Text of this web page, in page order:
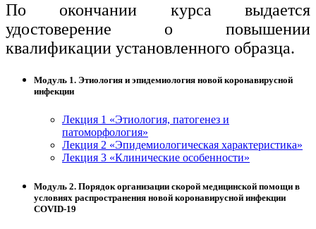
По окончании курса выдается
удостоверение о повышении
квалификации установленного образца.
Модуль 1. Этиология и эпидемиология новой коронавирусной
инфекции
Лекция 1 «Этиология, патогенез и
патоморфология»
Лекция 2 «Эпидемиологическая характеристика»
Лекция 3 «Клинические особенности»
Модуль 2. Порядок организации скорой медицинской помощи в
условиях распространения новой коронавирусной инфекции
COVID-19